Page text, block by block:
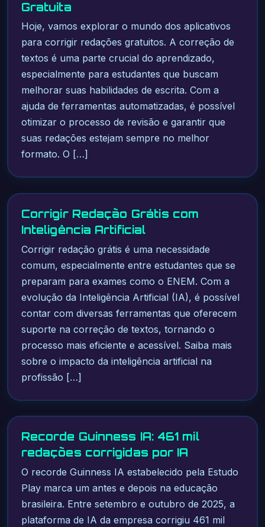
Gratuita
Hoje, vamos explorar o mundo dos aplicativos
para corrigir redações gratuitos. A correção de
textos é uma parte crucial do aprendizado,
especialmente para estudantes que buscam
melhorar suas habilidades de escrita. Com a
ajuda de ferramentas automatizadas, é possível
otimizar o processo de revisão e garantir que
suas redações estejam sempre no melhor
formato. O […]
Corrigir Redação Grátis com
Inteligência Artificial
Corrigir redação grátis é uma necessidade
comum, especialmente entre estudantes que se
preparam para exames como o ENEM. Com a
evolução da Inteligência Artificial (IA), é possível
contar com diversas ferramentas que oferecem
suporte na correção de textos, tornando o
processo mais eficiente e acessível. Saiba mais
sobre o impacto da inteligência artificial na
profissão […]
Recorde Guinness IA: 461 mil
redações corrigidas por IA
O recorde Guinness IA estabelecido pela Estudo
Play marca um antes e depois na educação
brasileira. Entre setembro e outubro de 2025, a
plataforma de IA da empresa corrigiu 461 mil